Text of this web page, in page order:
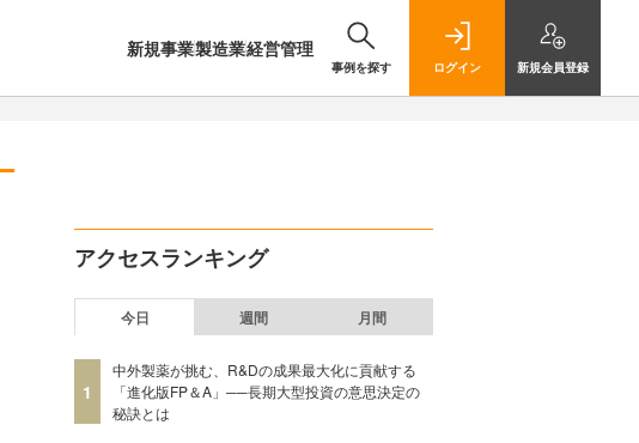
新規事業製造業経営管理
事例を探す ログイン 新規会員登録
アクセスランキング
今日 週間 月間
1
中外製薬が挑む、R&Dの成果最大化に貢献する
「進化版FP＆A」──長期大型投資の意思決定の
秘訣とは